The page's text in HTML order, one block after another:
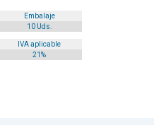
Embalaje
10 Uds.
IVA aplicable
21%